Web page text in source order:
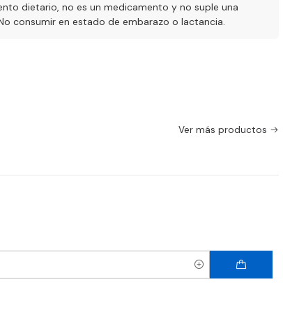
dietario, no es un medicamento y no suple una
consumir en estado de embarazo o lactancia.
Ver más productos